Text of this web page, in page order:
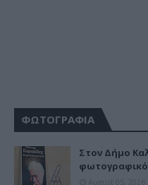
ΦΩΤΟΓΡΑΦΙΑ
Στον Δήμο
φωτογραφικό